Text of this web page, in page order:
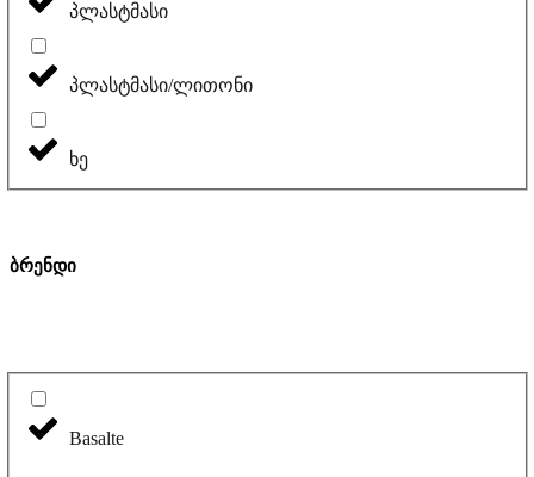
პლასტმასი
პლასტმასი/ლითონი
ხე
ბრენდი
Basalte